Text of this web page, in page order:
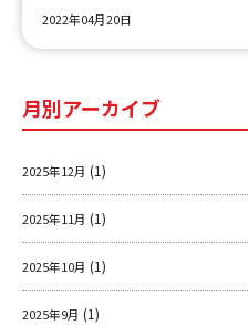
2022年04月20日
月別アーカイブ
2025年12月 (1)
2025年11月 (1)
2025年10月 (1)
2025年9月 (1)